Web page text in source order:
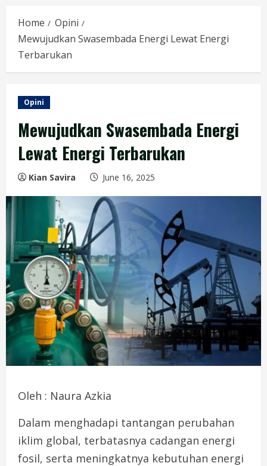
Home
Opini
Mewujudkan Swasembada Energi Lewat Energi
Terbarukan
Opini
Mewujudkan Swasembada Energi
Lewat Energi Terbarukan
Kian Savira June 16, 2025
Oleh : Naura Azkia
Dalam menghadapi tantangan perubahan
iklim global, terbatasnya cadangan energi
fosil, serta meningkatnya kebutuhan energi